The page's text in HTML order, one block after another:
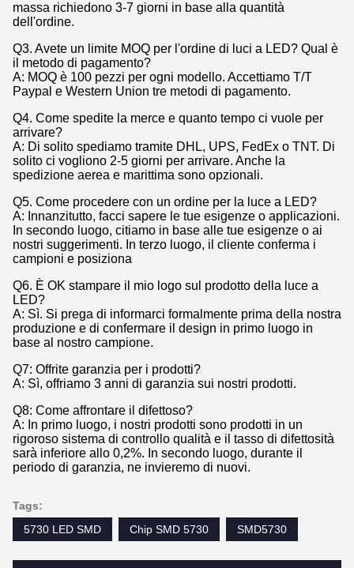
massa richiedono 3-7 giorni in base alla quantità
dell'ordine.
Q3. Avete un limite MOQ per l'ordine di luci a LED? Qual è
il metodo di pagamento?
A: MOQ è 100 pezzi per ogni modello. Accettiamo T/T
Paypal e Western Union tre metodi di pagamento.
Q4. Come spedite la merce e quanto tempo ci vuole per
arrivare?
A: Di solito spediamo tramite DHL, UPS, FedEx o TNT. Di
solito ci vogliono 2-5 giorni per arrivare. Anche la
spedizione aerea e marittima sono opzionali.
Q5. Come procedere con un ordine per la luce a LED?
A: Innanzitutto, facci sapere le tue esigenze o applicazioni.
In secondo luogo, citiamo in base alle tue esigenze o ai
nostri suggerimenti. In terzo luogo, il cliente conferma i
campioni e posiziona
Q6. È OK stampare il mio logo sul prodotto della luce a
LED?
A: Sì. Si prega di informarci formalmente prima della nostra
produzione e di confermare il design in primo luogo in
base al nostro campione.
Q7: Offrite garanzia per i prodotti?
A: Sì, offriamo 3 anni di garanzia sui nostri prodotti.
Q8: Come affrontare il difettoso?
A: In primo luogo, i nostri prodotti sono prodotti in un
rigoroso sistema di controllo qualità e il tasso di difettosità
sarà inferiore allo 0,2%. In secondo luogo, durante il
periodo di garanzia, ne invieremo di nuovi.
Tags:
5730 LED SMD
Chip SMD 5730 SMD5730